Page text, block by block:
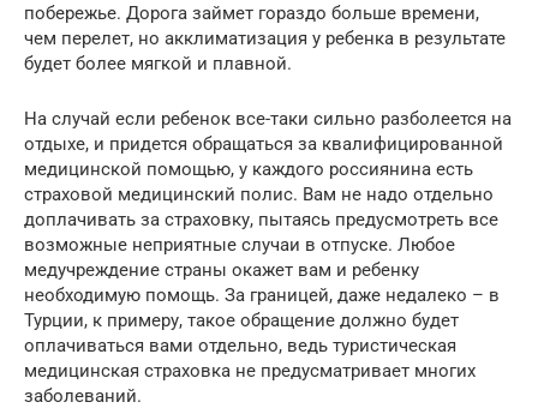
побережье. Дорога займет гораздо больше времени,
чем перелет, но акклиматизация у ребенка в результате
будет более мягкой и плавной.
На случай если ребенок все-таки сильно разболеется на
отдыхе, и придется обращаться за квалифицированной
медицинской помощью, у каждого россиянина есть
страховой медицинский полис. Вам не надо отдельно
доплачивать за страховку, пытаясь предусмотреть все
возможные неприятные случаи в отпуске. Любое
медучреждение страны окажет вам и ребенку
необходимую помощь. За границей, даже недалеко – в
Турции, к примеру, такое обращение должно будет
оплачиваться вами отдельно, ведь туристическая
медицинская страховка не предусматривает многих
заболеваний.